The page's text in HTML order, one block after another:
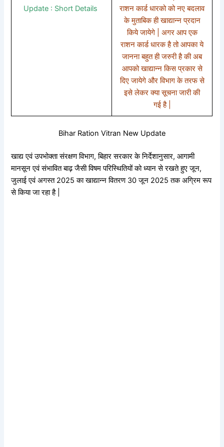
Update : Short Details
राशन कार्ड धारको को नए बदलाव
के मुताबिक ही खाद्यान्न प्रदान
किये जायेगे | अगर आप एक
राशन कार्ड धारक है तो आपका ये
जानना बहुत ही जरुरी है की अब
आपको खाद्यान्न किस प्रकार से
दिए जायेगे और विभाग के तरफ से
इसे लेकर क्या सूचना जारी की
गई है |
Bihar Ration Vitran New Update
खाद्य एवं उपभोक्ता संरक्षण विभाग, बिहार सरकार के निर्देशानुसार, आगामी
मानसून एवं संभावित बाढ़ जैसी विषम परिस्थितियों को ध्यान से रखते हुए जून,
जुलाई एवं अगस्त 2025 का खाद्यान्न वितरण 30 जून 2025 तक अग्रिम रूप
से किया जा रहा है |